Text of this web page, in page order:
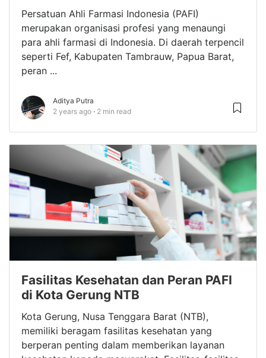
Persatuan Ahli Farmasi Indonesia (PAFI)
merupakan organisasi profesi yang menaungi
para ahli farmasi di Indonesia. Di daerah terpencil
seperti Fef, Kabupaten Tambrauw, Papua Barat,
peran ...
Aditya Putra
2 years ago
2 min read
Fasilitas Kesehatan dan Peran PAFI
di Kota Gerung NTB
Kota Gerung, Nusa Tenggara Barat (NTB),
memiliki beragam fasilitas kesehatan yang
berperan penting dalam memberikan layanan